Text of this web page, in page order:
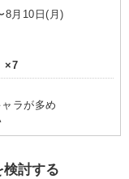
8月10日(月)
×7
ラが多め
討する